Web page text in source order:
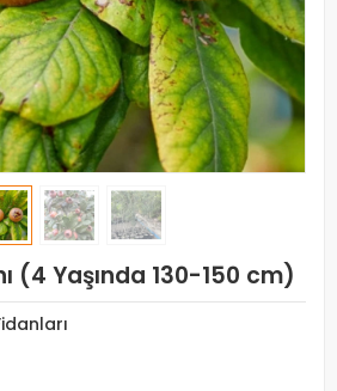
(4 Yaşında 130-150 cm)